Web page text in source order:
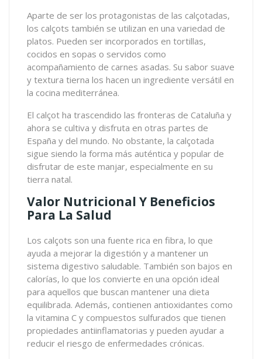
Aparte de ser los protagonistas de las calçotadas,
los calçots también se utilizan en una variedad de
platos. Pueden ser incorporados en tortillas,
cocidos en sopas o servidos como
acompañamiento de carnes asadas. Su sabor suave
y textura tierna los hacen un ingrediente versátil en
la cocina mediterránea.
El calçot ha trascendido las fronteras de Cataluña y
ahora se cultiva y disfruta en otras partes de
España y del mundo. No obstante, la calçotada
sigue siendo la forma más auténtica y popular de
disfrutar de este manjar, especialmente en su
tierra natal.
Valor Nutricional Y Beneficios
Para La Salud
Los calçots son una fuente rica en fibra, lo que
ayuda a mejorar la digestión y a mantener un
sistema digestivo saludable. También son bajos en
calorías, lo que los convierte en una opción ideal
para aquellos que buscan mantener una dieta
equilibrada. Además, contienen antioxidantes como
la vitamina C y compuestos sulfurados que tienen
propiedades antiinflamatorias y pueden ayudar a
reducir el riesgo de enfermedades crónicas.